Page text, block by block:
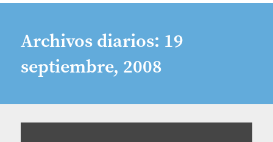
Archivos diarios: 19
septiembre, 2008